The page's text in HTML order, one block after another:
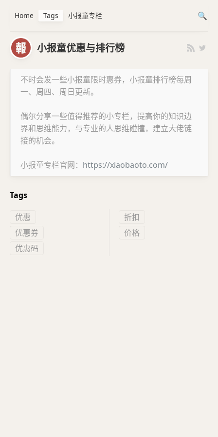
小报童优惠与排行榜
不时会发一些小报童限时惠券，小报童排行榜每周
一、周四、周日更新。
偶尔分享一些值得推荐的小专栏，提高你的知识边
界和思维能力，与专业的人思维碰撞，建立大佬链
接的机会。
小报童专栏官网： https://xiaobaoto.com/
Tags
优惠
优惠券
优惠码
折扣
价格
Home Tags 小报童专栏